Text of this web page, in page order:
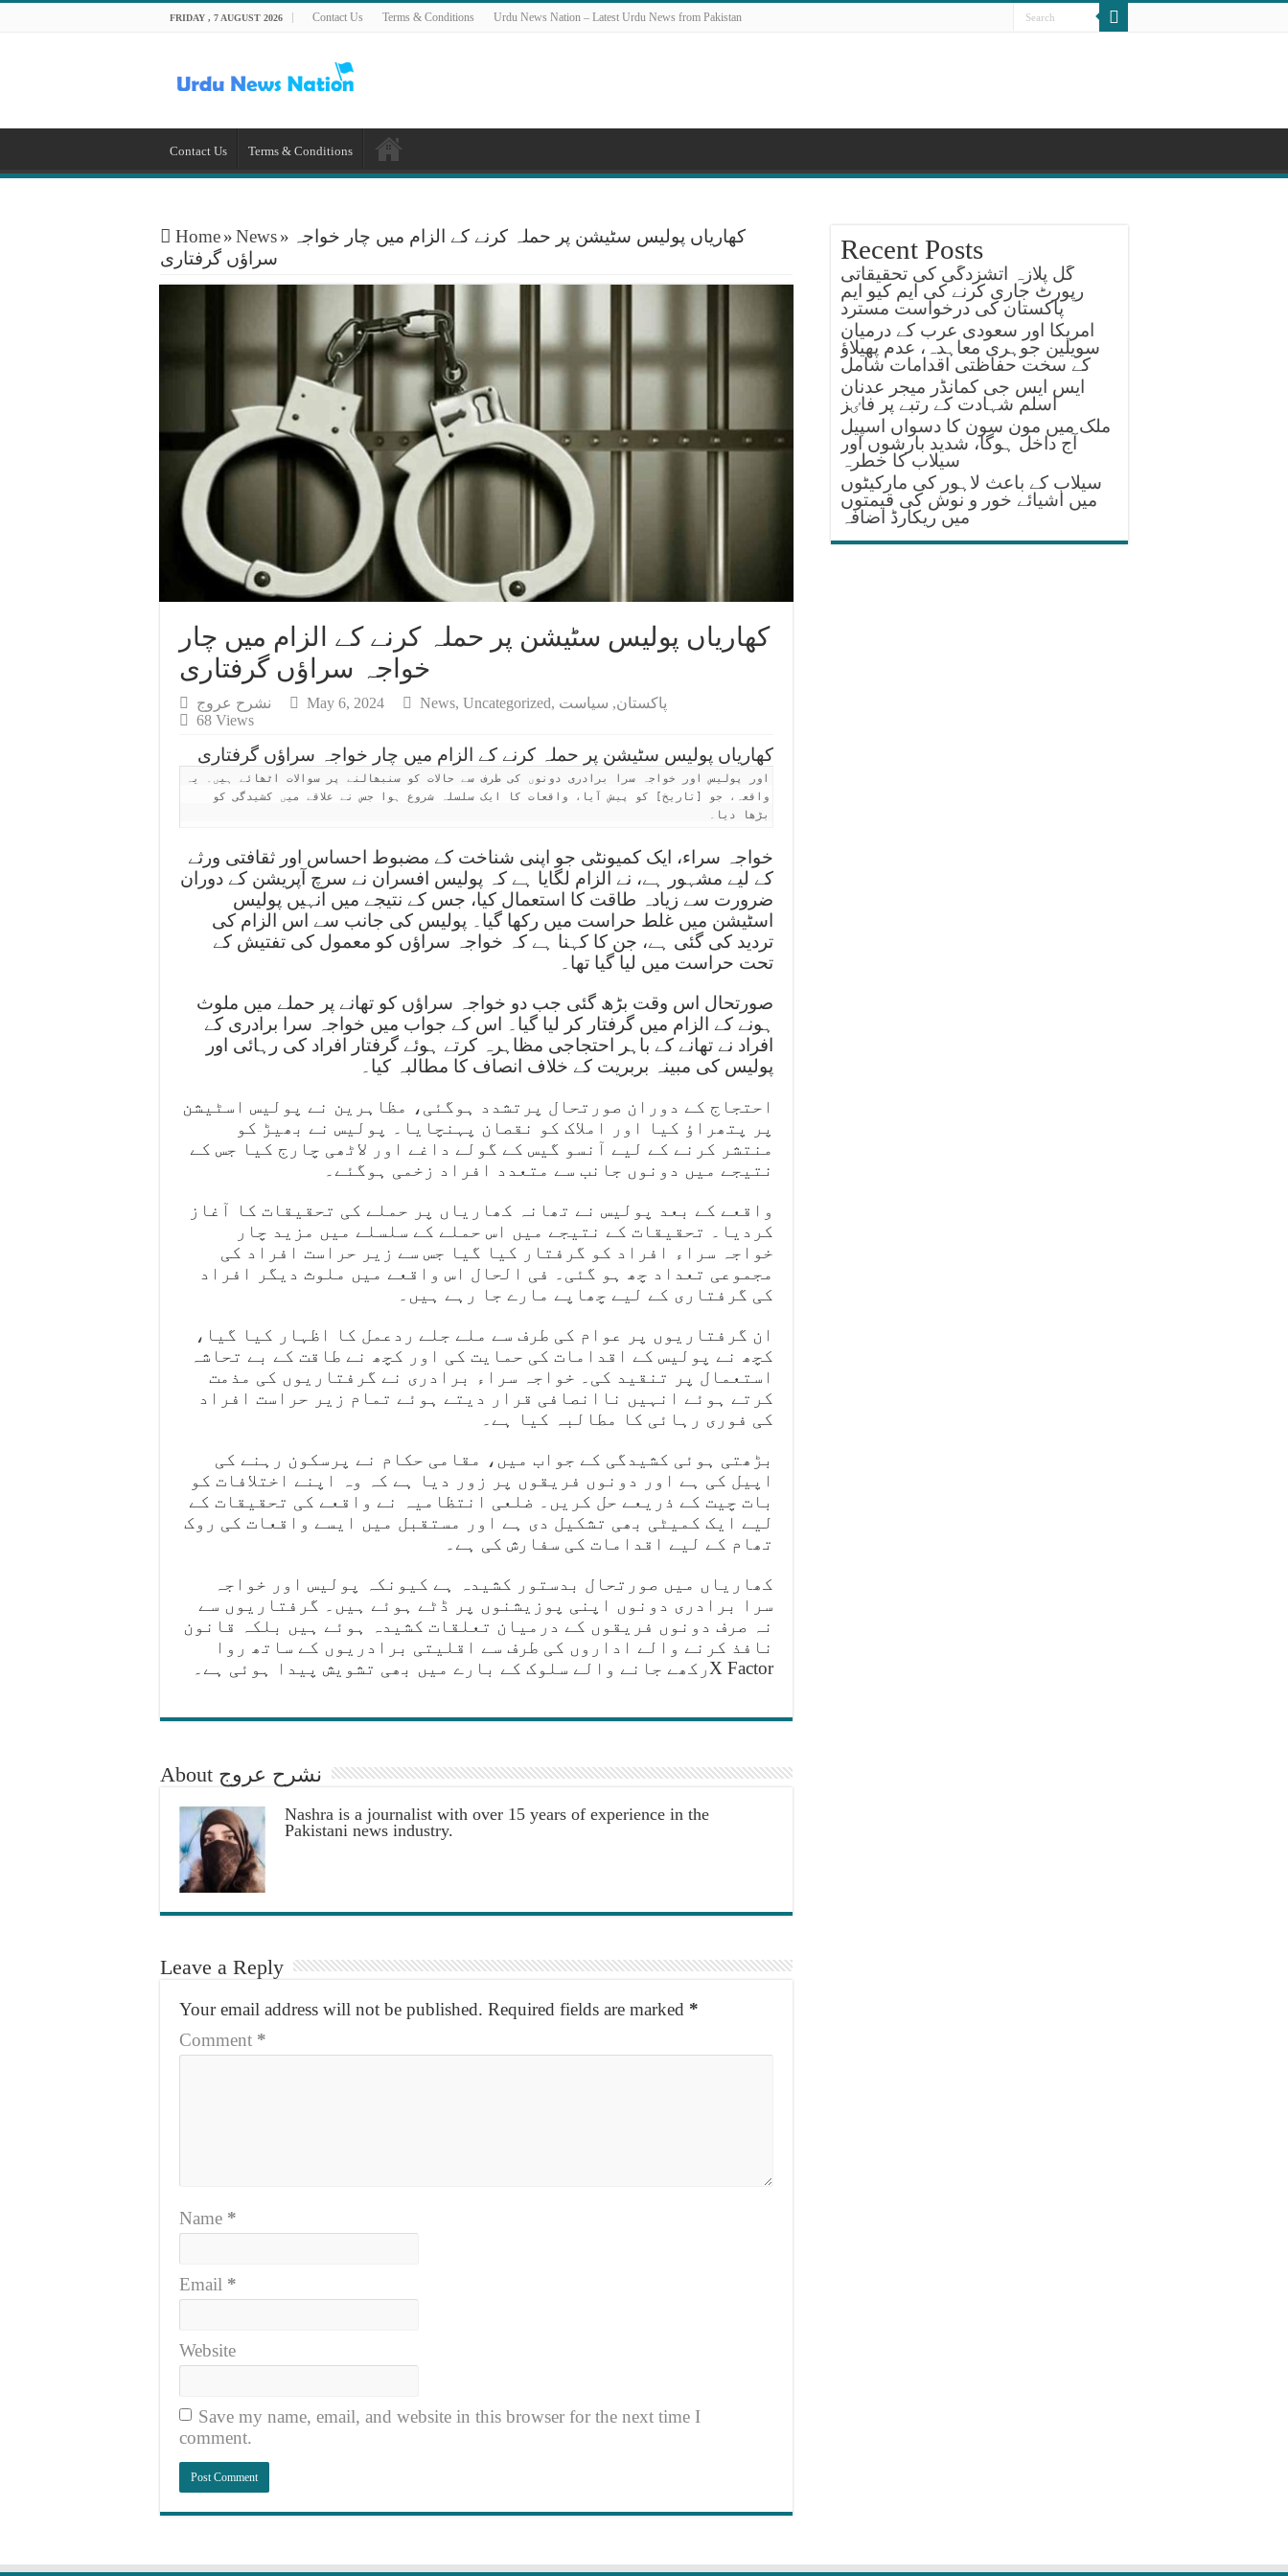
FRIDAY , 7 AUGUST 2026 Contact Us Terms & Conditions Urdu News Nation – Latest Urdu News from Pakistan
Contact Us Terms & Conditions
Home»News»
کھاریاں پولیس سٹیشن پر حملہ کرنے کے الزام میں چار خواجہ
سراؤں گرفتاری
کھاریاں پولیس سٹیشن پر حملہ کرنے کے الزام میں چار
خواجہ سراؤں گرفتاری
نشرح عروج May 6, 2024 News, Uncategorized, پاکستان, سیاست
68 Views
کھاریاں پولیس سٹیشن پر حملہ کرنے کے الزام میں چار خواجہ سراؤں گرفتاری
اور پولیس اور خواجہ سرا برادری دونوں کی طرف سے حالات کو سنبھالنے پر سوالات اٹھائے ہیں۔ یہ
واقعہ، جو [تاریخ] کو پیش آیا، واقعات کا ایک سلسلہ شروع ہوا جس نے علاقے میں کشیدگی کو
بڑھا دیا۔
خواجہ سراء، ایک کمیونٹی جو اپنی شناخت کے مضبوط احساس اور ثقافتی ورثے
کے لیے مشہور ہے، نے الزام لگایا ہے کہ پولیس افسران نے سرچ آپریشن کے دوران
ضرورت سے زیادہ طاقت کا استعمال کیا، جس کے نتیجے میں انہیں پولیس
اسٹیشن میں غلط حراست میں رکھا گیا۔ پولیس کی جانب سے اس الزام کی
تردید کی گئی ہے، جن کا کہنا ہے کہ خواجہ سراؤں کو معمول کی تفتیش کے
تحت حراست میں لیا گیا تھا۔
صورتحال اس وقت بڑھ گئی جب دو خواجہ سراؤں کو تھانے پر حملے میں ملوث
ہونے کے الزام میں گرفتار کر لیا گیا۔ اس کے جواب میں خواجہ سرا برادری کے
افراد نے تھانے کے باہر احتجاجی مظاہرہ کرتے ہوئے گرفتار افراد کی رہائی اور
پولیس کی مبینہ بربریت کے خلاف انصاف کا مطالبہ کیا۔
احتجاج کے دوران صورتحال پرتشدد ہوگئی، مظاہرین نے پولیس اسٹیشن
پر پتھراؤ کیا اور املاک کو نقصان پہنچایا۔ پولیس نے بھیڑ کو
منتشر کرنے کے لیے آنسو گیس کے گولے داغے اور لاٹھی چارج کیا جس کے
نتیجے میں دونوں جانب سے متعدد افراد زخمی ہوگئے۔
واقعے کے بعد پولیس نے تھانہ کھاریاں پر حملے کی تحقیقات کا آغاز
کردیا۔ تحقیقات کے نتیجے میں اس حملے کے سلسلے میں مزید چار
خواجہ سراء افراد کو گرفتار کیا گیا جس سے زیر حراست افراد کی
مجموعی تعداد چھ ہو گئی۔ فی الحال اس واقعے میں ملوث دیگر افراد
کی گرفتاری کے لیے چھاپے مارے جا رہے ہیں۔
ان گرفتاریوں پر عوام کی طرف سے ملے جلے ردعمل کا اظہار کیا گیا،
کچھ نے پولیس کے اقدامات کی حمایت کی اور کچھ نے طاقت کے بے تحاشہ
استعمال پر تنقید کی۔ خواجہ سراء برادری نے گرفتاریوں کی مذمت
کرتے ہوئے انہیں ناانصافی قرار دیتے ہوئے تمام زیر حراست افراد
کی فوری رہائی کا مطالبہ کیا ہے۔
بڑھتی ہوئی کشیدگی کے جواب میں، مقامی حکام نے پرسکون رہنے کی
اپیل کی ہے اور دونوں فریقوں پر زور دیا ہے کہ وہ اپنے اختلافات کو
بات چیت کے ذریعے حل کریں۔ ضلعی انتظامیہ نے واقعے کی تحقیقات کے
لیے ایک کمیٹی بھی تشکیل دی ہے اور مستقبل میں ایسے واقعات کی روک
تھام کے لیے اقدامات کی سفارش کی ہے۔
کھاریاں میں صورتحال بدستور کشیدہ ہے کیونکہ پولیس اور خواجہ
سرا برادری دونوں اپنی پوزیشنوں پر ڈٹے ہوئے ہیں۔ گرفتاریوں سے
نہ صرف دونوں فریقوں کے درمیان تعلقات کشیدہ ہوئے ہیں بلکہ قانون
نافذ کرنے والے اداروں کی طرف سے اقلیتی برادریوں کے ساتھ روا
رکھے جانے والے سلوک کے بارے میں بھی تشویش پیدا ہوئی ہے۔X Factor
About نشرح عروج
Nashra is a journalist with over 15 years of experience in the
Pakistani news industry.
Leave a Reply
Your email address will not be published. Required fields are marked *
Comment *
Name *
Email *
Website
Save my name, email, and website in this browser for the next time I
comment.
Recent Posts
گل پلازہ آتشزدگی کی تحقیقاتی
رپورٹ جاری کرنے کی ایم کیو ایم
پاکستان کی درخواست مسترد
امریکا اور سعودی عرب کے درمیان
سویلین جوہری معاہدہ، عدم پھیلاؤ
کے سخت حفاظتی اقدامات شامل
ایس ایس جی کمانڈر میجر عدنان
اسلم شہادت کے رتبے پر فاٸز
ملک میں مون سون کا دسواں اسپیل
آج داخل ہوگا، شدید بارشوں اور
سیلاب کا خطرہ
سیلاب کے باعث لاہور کی مارکیٹوں
میں اشیائے خور و نوش کی قیمتوں
میں ریکارڈ اضافہ